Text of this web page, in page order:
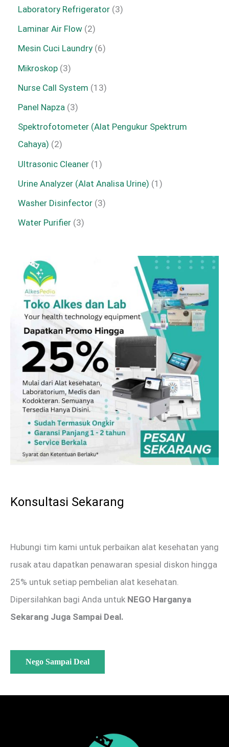
Laboratory Refrigerator 3
Laminar Air Flow 2
Mesin Cuci Laundry 6
Mikroskop 3
Nurse Call System 13
Panel Napza 3
Spektrofotometer (Alat Pengukur Spektrum
Cahaya) 2
Ultrasonic Cleaner 1
Urine Analyzer (Alat Analisa Urine) 1
Washer Disinfector 3
Water Purifier 3
Konsultasi Sekarang
Hubungi tim kami untuk perbaikan alat kesehatan yang
rusak atau dapatkan penawaran spesial diskon hingga
25% untuk setiap pembelian alat kesehatan.
Dipersilahkan bagi Anda untuk NEGO Harganya
Sekarang Juga Sampai Deal.
Nego Sampai Deal